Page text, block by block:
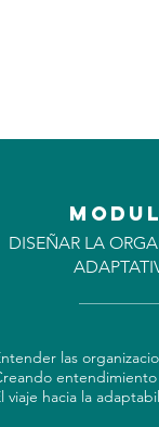
DISEÑAR LA
las
viaje hacia la